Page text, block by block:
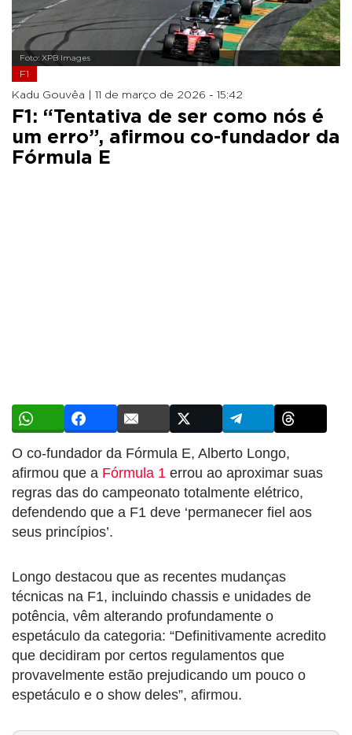
Foto: XPB Images
F1
Kadu Gouvêa | 11 de março de 2026 - 15:42
F1: “Tentativa de ser como nós é
um erro”, afirmou co-fundador da
Fórmula E
O co-fundador da Fórmula E, Alberto Longo,
afirmou que a Fórmula 1 errou ao aproximar suas
regras das do campeonato totalmente elétrico,
defendendo que a F1 deve ‘permanecer fiel aos
seus princípios’.
Longo destacou que as recentes mudanças
técnicas na F1, incluindo chassis e unidades de
potência, vêm alterando profundamente o
espetáculo da categoria: “Definitivamente acredito
que decidiram por certos regulamentos que
provavelmente estão prejudicando um pouco o
espetáculo e o show deles”, afirmou.